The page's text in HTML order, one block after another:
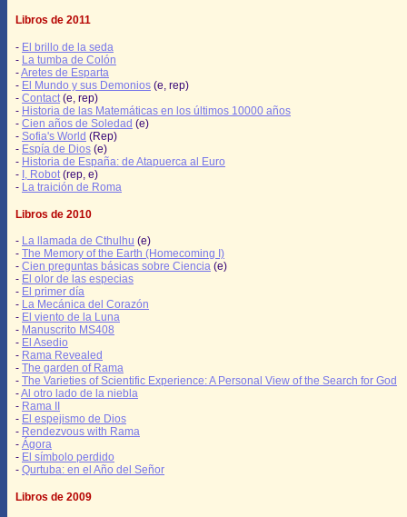
Libros de 2011
- El brillo de la seda
- La tumba de Colón
-Aretes de Esparta
- El Mundo y sus Demonios (e, rep)
- Contact (e, rep)
- Historia de las Matemáticas en los últimos 10000 años
- Cien años de Soledad (e)
- Sofia's World (Rep)
- Espía de Dios (e)
- Historia de España: de Atapuerca al Euro
- I, Robot (rep, e)
- La traición de Roma
Libros de 2010
- La llamada de Cthulhu (e)
- The Memory of the Earth (Homecoming I)
- Cien preguntas básicas sobre Ciencia (e)
- El olor de las especias
- El primer día
- La Mecánica del Corazón
- El viento de la Luna
- Manuscrito MS408
- El Asedio
- Rama Revealed
- The garden of Rama
- The Varieties of Scientific Experience: A Personal View of the Search for God
-Al otro lado de la niebla
- Rama II
- El espejismo de Dios
- Rendezvous with Rama
- Ágora
- El símbolo perdido
- Qurtuba: en el Año del Señor
Libros de 2009